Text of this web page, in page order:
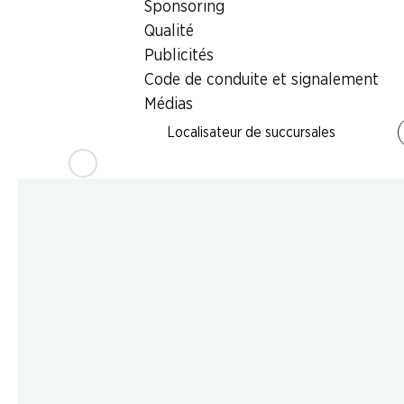
Sponsoring
Qualité
Publicités
Code de conduite et signalement
Médias
Localisateur de succursales